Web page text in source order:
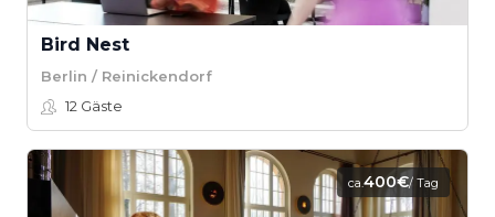
Bird Nest
Berlin / Reinickendorf
12 Gäste
ca.400€/ Tag